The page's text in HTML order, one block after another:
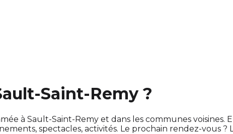
Saint-Remy ?
à Sault-Saint-Remy et dans les communes
spectacles, activités. Le prochain rendez-vous ?